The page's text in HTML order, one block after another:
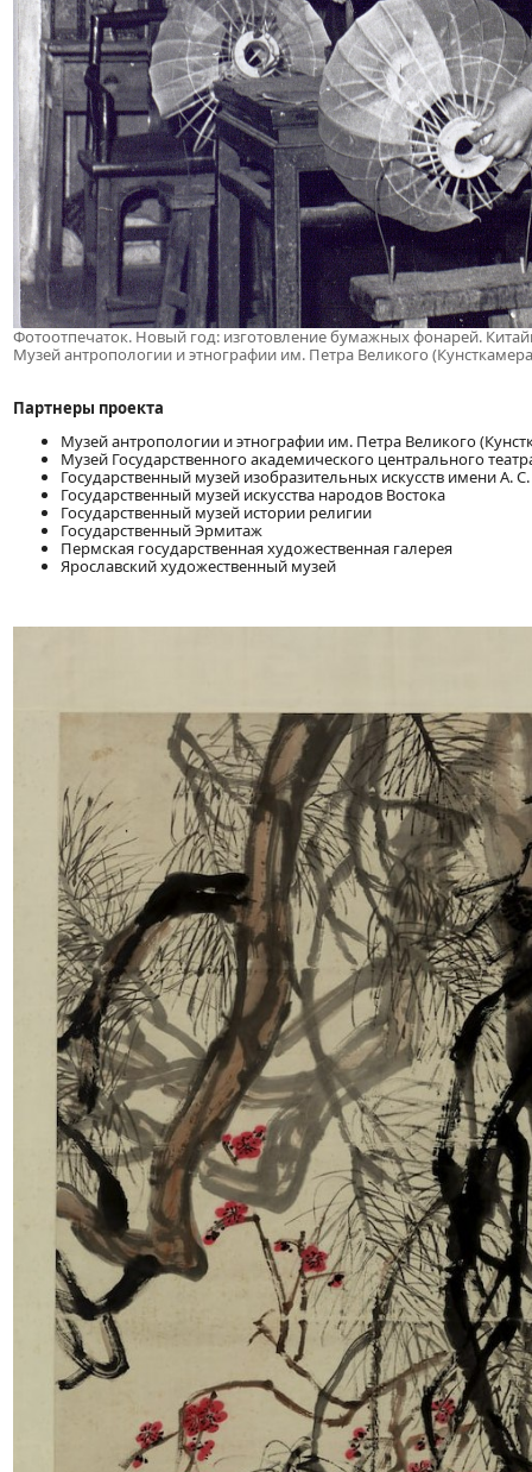
Фотоотпечаток. Новый год: изготовление бумажных фонарей.
Музей антропологии и этнографии им. Петра Великого
Партнеры проекта
Музей антропологии и этнографии им. Петра Великого
Музей Государственного академического центрального
Государственный музей изобразительных искусств имени А.
Государственный музей искусства народов Востока
Государственный музей истории религии
Государственный Эрмитаж
Пермская государственная художественная галерея
Ярославский художественный музей